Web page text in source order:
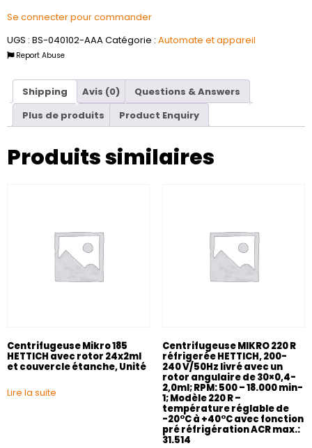
Se connecter pour commander
UGS : BS-040102-AAACatégorie : Automate et appareil
Report Abuse
Shipping Avis (0)
Questions & Answers
Plus de produits
Product Enquiry
Produits similaires
Centrifugeuse Mikro 185
HETTICH avec rotor 24x2ml
et couvercle étanche, Unité
Lire la suite
Centrifugeuse MIKRO 220 R
réfrigerée HETTICH, 200-
240 V/50Hz livré avec un
rotor angulaire de 30×0,4-
2,0ml; RPM: 500 – 18.000 min-
1; Modèle 220 R –
température réglable de
-20°C à +40°C avec fonction
pré réfrigération ACR max.:
31.514